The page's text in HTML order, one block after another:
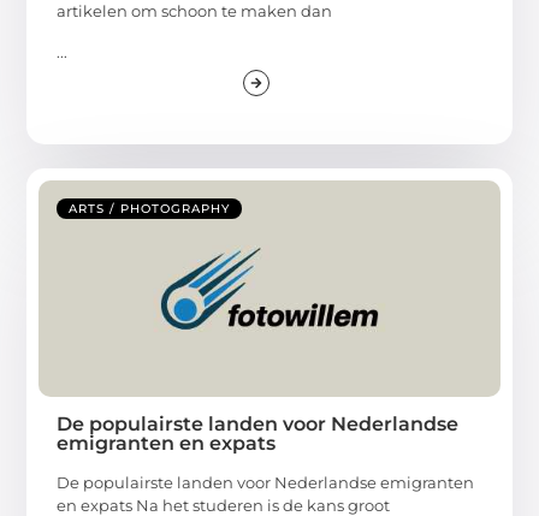
artikelen om schoon te maken dan
...
ARTS / PHOTOGRAPHY
De populairste landen voor Nederlandse
emigranten en expats
De populairste landen voor Nederlandse emigranten
en expats Na het studeren is de kans groot